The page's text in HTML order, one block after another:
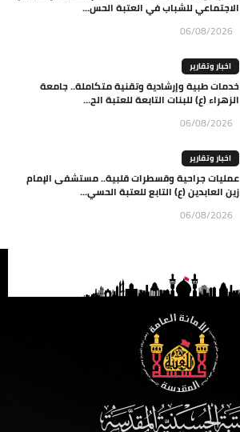
الاجتماعي للشباب في العتبة الحس...
06/08/2026
اخبار وتقارير
خدمات طبية وإرشادية وتقنية متكاملة.. جامعة
الزهراء (ع) للبنات التابعة للعتبة الح...
06/08/2026
اخبار وتقارير
عمليات جراحية وقسطرات قلبية.. مستشفى الإمام
زين العابدين (ع) التابع للعتبة الحسي...
06/08/2026